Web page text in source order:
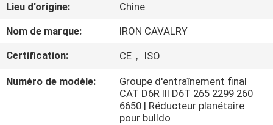
VR
A
Lieu d'origine:
Chine
Nom de marque:
IRON CAVALRY
Certification:
CE， ISO
Numéro de modèle:
Groupe d'entraînement final
CAT D6R III D6T 265 2299 260
6650 | Réducteur planétaire
pour bulldo